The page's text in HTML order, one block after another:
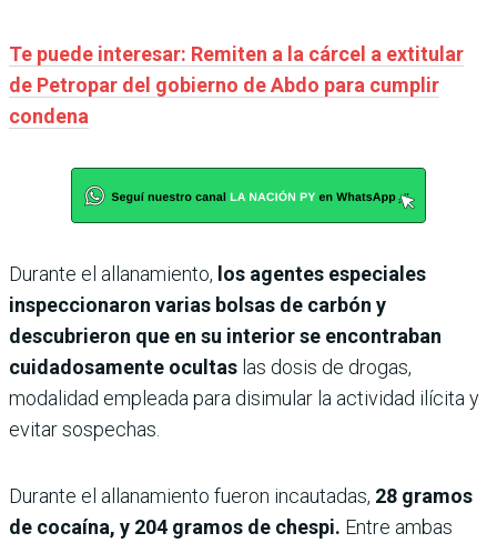
Te puede interesar: Remiten a la cárcel a extitular
de Petropar del gobierno de Abdo para cumplir
condena
Durante el allanamiento, los agentes especiales
inspeccionaron varias bolsas de carbón y
descubrieron que en su interior se encontraban
cuidadosamente ocultas las dosis de drogas,
modalidad empleada para disimular la actividad ilícita y
evitar sospechas.
Durante el allanamiento fueron incautadas, 28 gramos
de cocaína, y 204 gramos de chespi. Entre ambas